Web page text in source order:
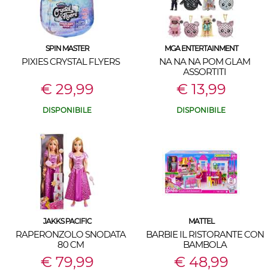
SPIN MASTER
PIXIES CRYSTAL FLYERS
€ 29,99
DISPONIBILE
MGA ENTERTAINMENT
NA NA NA POM GLAM
ASSORTITI
€ 13,99
DISPONIBILE
JAKKS PACIFIC
RAPERONZOLO SNODATA
80 CM
€ 79,99
MATTEL
BARBIE IL RISTORANTE CON
BAMBOLA
€ 48,99